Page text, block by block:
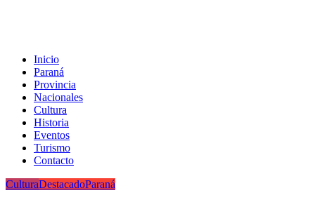
Inicio
Paraná
Provincia
Nacionales
Cultura
Historia
Eventos
Turismo
Contacto
CulturaDestacadoParaná